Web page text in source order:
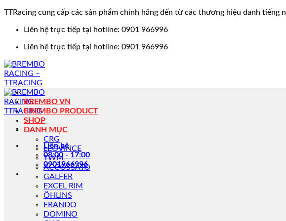
TTRacing cung cấp các sản phẩm chính hãng đến từ các thương hiệu danh
Liên hệ trực tiếp tại hotline: 0901 966996
Liên hệ trực tiếp tại hotline: 0901 966996
Liên hệ
08:00 - 17:00
0901966996
BREMBO VN
BREMBO PRODUCT
SHOP
DANH MỤC
CRG
LEOVINCE
TWM
ACCOSSATO
GALFER
EXCEL RIM
ÖHLINS
FRANDO
DOMINO